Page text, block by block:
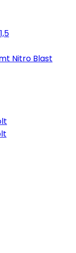
Nitro Blast